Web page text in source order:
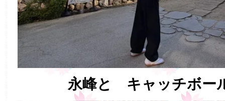
永峰と キャッチボー